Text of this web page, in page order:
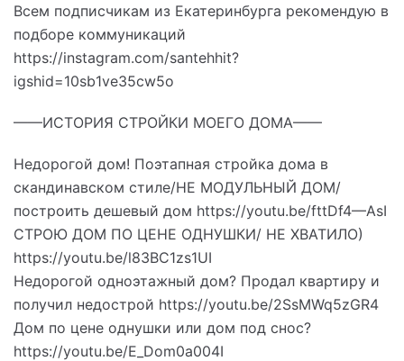
Всем подписчикам из Екатеринбурга рекомендую в
подборе коммуникаций
https://instagram.com/santehhit?
igshid=10sb1ve35cw5o
——ИСТОРИЯ СТРОЙКИ МОЕГО ДОМА——
Недорогой дом! Поэтапная стройка дома в
скандинавском стиле/НЕ МОДУЛЬНЫЙ ДОМ/
построить дешевый дом https://youtu.be/fttDf4—AsI
СТРОЮ ДОМ ПО ЦЕНЕ ОДНУШКИ/ НЕ ХВАТИЛО)
https://youtu.be/l83BC1zs1UI
Недорогой одноэтажный дом? Продал квартиру и
получил недострой https://youtu.be/2SsMWq5zGR4
Дом по цене однушки или дом под снос?
https://youtu.be/E_Dom0a004I